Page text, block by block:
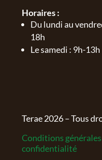
Horaires :
Du lundi au
18h
Le samedi : 9h-13h
Terae2026– Tous
Conditions
confidentialité